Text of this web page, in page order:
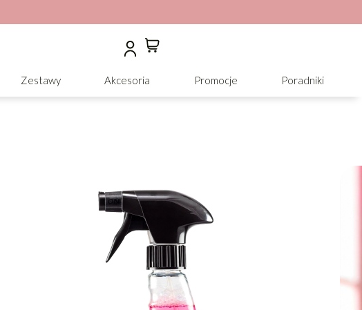
Zestawy Akcesoria Promocje Poradniki